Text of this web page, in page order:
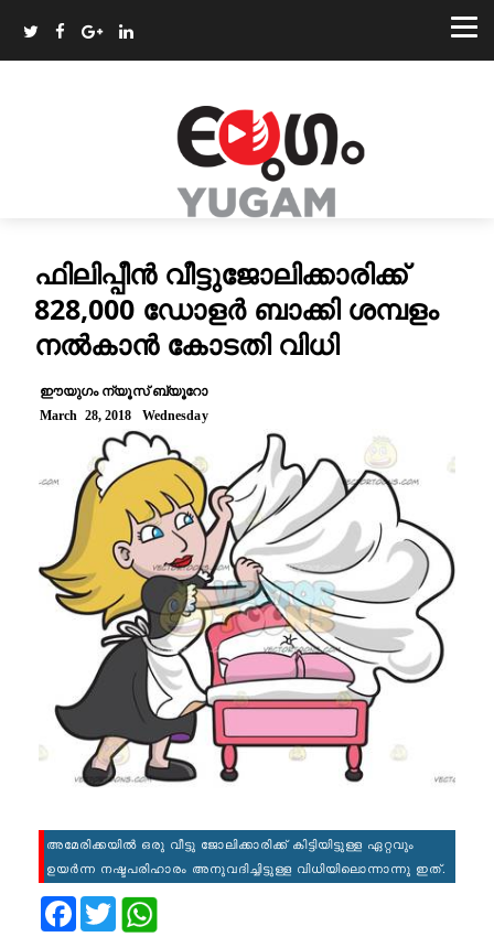
ഫിലിപ്പീൻ വീട്ടുജോലിക്കാരിക്ക്
828,000 ഡോളർ ബാക്കി ശമ്പളം
നല്‍കാന്‍ കോടതി വിധി
ഈയുഗം ന്യൂസ് ബ്യൂറോ
March 28, 2018 Wednesday
അമേരിക്കയിൽ ഒരു വീട്ടു ജോലിക്കാരിക്ക് കിട്ടിയിട്ടുള്ള ഏറ്റവും
ഉയർന്ന നഷ്ടപരിഹാരം അനുവദിച്ചിട്ടുള്ള വിധിയിലൊന്നാന്നു ഇത്.
FacebookTwitter